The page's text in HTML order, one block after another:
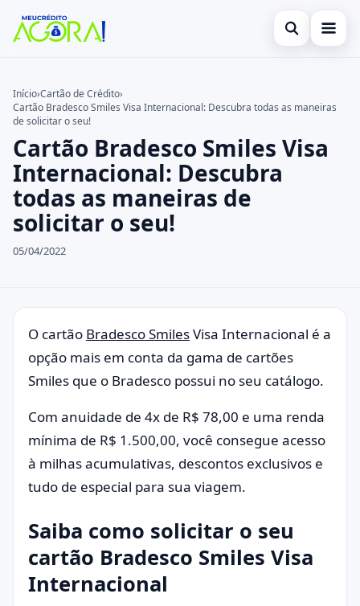
Abrir busca
Cartão de Crédito
Empréstimo
Finanças
Legal
Buscar no site
Buscar por:
Pressione Enter para buscar ou ESC para fechar.
Início›Cartão de Crédito›
Cartão Bradesco Smiles Visa Internacional: Descubra todas as maneiras
de solicitar o seu!
Cartão Bradesco Smiles Visa
Internacional: Descubra
todas as maneiras de
solicitar o seu!
05/04/2022
O cartão Bradesco SmilesVisa Internacional é a
opção mais em conta da gama de cartões
Smiles que o Bradesco possui no seu catálogo.
Com anuidade de 4x de R$ 78,00 e uma renda
mínima de R$ 1.500,00, você consegue acesso
à milhas acumulativas, descontos exclusivos e
tudo de especial para sua viagem.
Saiba como solicitar o seu
cartão Bradesco Smiles Visa
Internacional